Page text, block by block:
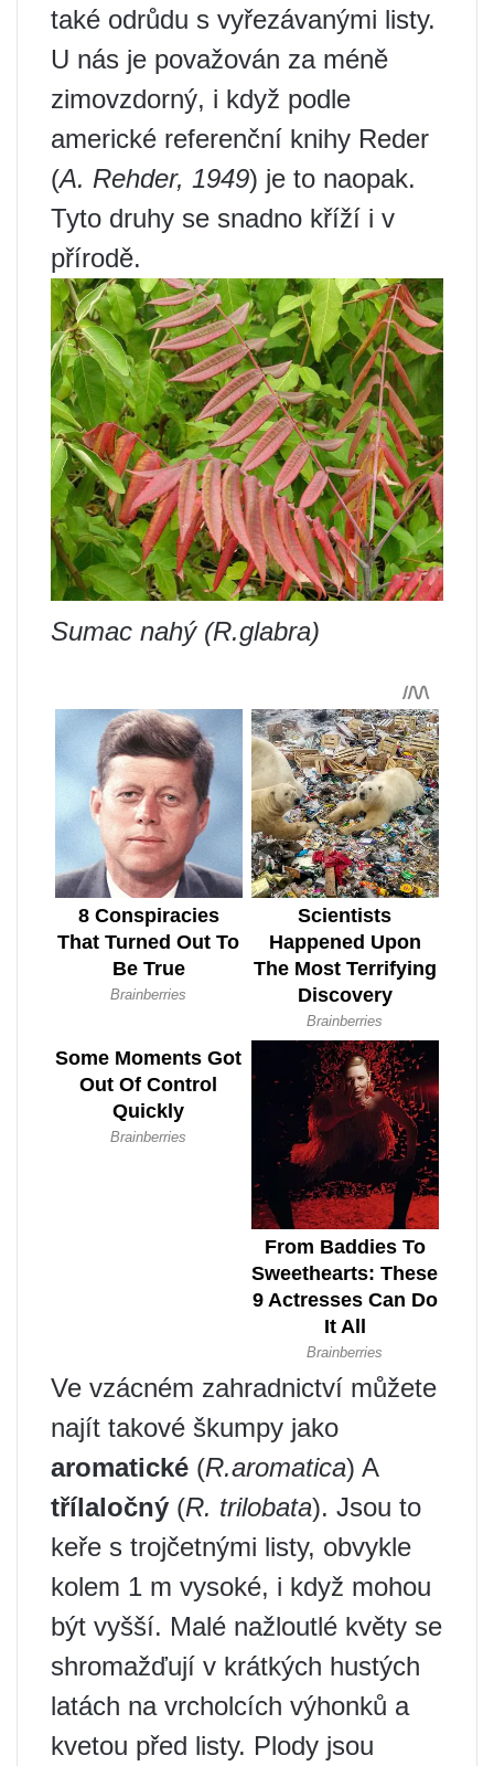
také odrůdu s vyřezávanými listy.
U nás je považován za méně
zimovzdorný, i když podle
americké referenční knihy Reder
(A. Rehder, 1949) je to naopak.
Tyto druhy se snadno kříží i v
přírodě.
Sumac nahý (R.glabra)
Ve vzácném zahradnictví můžete
najít takové škumpy jako
aromatické (R.aromatica) A
třílaločný (R. trilobata). Jsou to
keře s trojčetnými listy, obvykle
kolem 1 m vysoké, i když mohou
být vyšší. Malé nažloutlé květy se
shromažďují v krátkých hustých
latách na vrcholcích výhonků a
kvetou před listy. Plody jsou